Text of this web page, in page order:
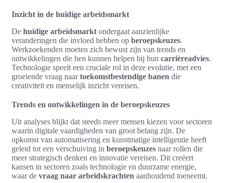
Inzicht in de huidige arbeidsmarkt
De huidige arbeidsmarkt ondergaat aanzienlijke
veranderingen die invloed hebben op beroepskeuzes.
Werkzoekenden moeten zich bewust zijn van trends en
ontwikkelingen die hen kunnen helpen bij hun carrièreadvies.
Technologie speelt een cruciale rol in deze evolutie, met een
groeiende vraag naartoekomstbestendige banen die
creativiteit en menselijk inzicht vereisen.
Trends en ontwikkelingen in de beroepskeuzes
Uit analyses blijkt dat steeds meer mensen kiezen voor sectoren
waarin digitale vaardigheden van groot belang zijn. De
opkomst van automatisering en kunstmatige intelligentie heeft
geleid tot een verschuiving in beroepskeuzes naar rollen die
meer strategisch denken en innovatie vereisen. Dit creëert
kansen in sectoren zoals technologie en duurzame energie,
waar de vraag naar arbeidskrachten aanhoudend toeneemt.